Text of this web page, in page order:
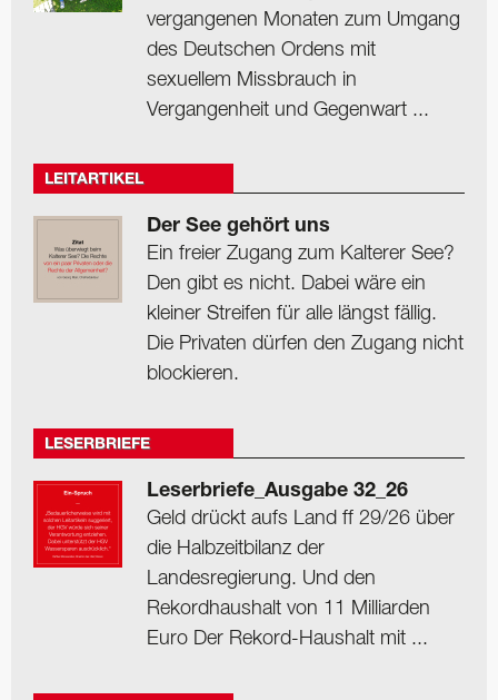
vergangenen Monaten zum Umgang
des Deutschen Ordens mit
sexuellem Missbrauch in
Vergangenheit und Gegenwart ...
LEITARTIKEL
Der See gehört uns
Ein freier Zugang zum Kalterer See?
Den gibt es nicht. Dabei wäre ein
kleiner Streifen für alle längst fällig.
Die Privaten dürfen den Zugang nicht
blockieren.
LESERBRIEFE
Leserbriefe_Ausgabe 32_26
Geld drückt aufs Land ff 29/26 über
die Halbzeitbilanz der
Landesregierung. Und den
Rekordhaushalt von 11 Milliarden
Euro Der Rekord-Haushalt mit ...